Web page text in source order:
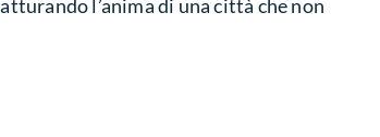
l’anima di una città che non